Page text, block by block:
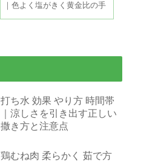
｜色よく塩がきく黄金比の手
順
打ち水 効果 やり方 時間帯
｜涼しさを引き出す正しい
撒き方と注意点
鶏むね肉 柔らかく 茹で方